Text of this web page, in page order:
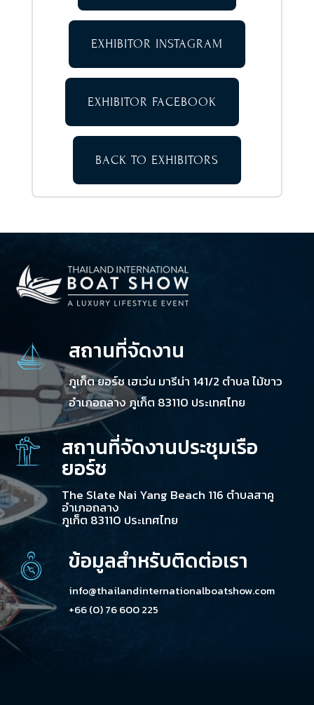
EXHIBITOR INSTAGRAM
EXHIBITOR FACEBOOK
BACK TO EXHIBITORS
สถานที่จัดงาน
ภูเก็ต ยอร์ช เฮเว่น มารีน่า 141/2 ตำบล ไม้ขาว
อำเภอถลาง ภูเก็ต 83110 ประเทศไทย
สถานที่จัดงานประชุมเรือ
ยอร์ช
The Slate Nai Yang Beach 116 ตำบลสาคู
อำเภอถลาง
ภูเก็ต 83110 ประเทศไทย
ข้อมูลสำหรับติดต่อเรา
info@thailandinternationalboatshow.com
+66 (0) 76 600 225